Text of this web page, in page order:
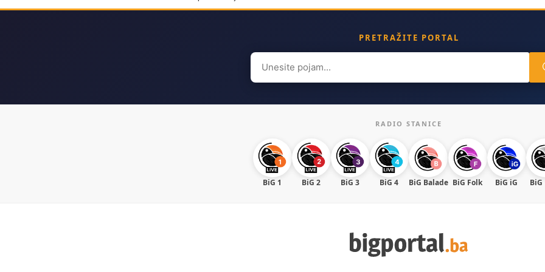
PRETRAŽITE PORTAL
Search
for:
RADIO STANICE
BiG 1 BiG 2 BiG 3 BiG 4 BiG Balade BiG Folk BiG iG BiG